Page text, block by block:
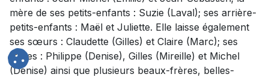
mère de ses petits-enfants : Suzie (Laval); ses arrière-
petits-enfants : Maël et Juliette. Elle laisse également
ses sœurs : Claudette (Gilles) et Claire (Marc); ses
frères : Philippe (Denise), Gilles (Mireille) et Michel
(Denise) ainsi que plusieurs beaux-frères, belles-